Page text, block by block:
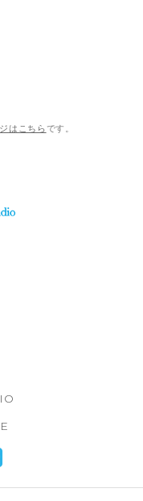
はこちら です。